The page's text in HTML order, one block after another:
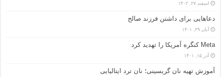
اسفند ۲۷, ۱۴۰۲
دعاهایی برای داشتن فرزند صالح
آبان ۲۹, ۱۴۰۱
Meta کنگره آمریکا را تهدید کرد
آذر ۱۵, ۱۴۰۱
آموزش تهیه نان گریسینی؛ نان ترد ایتالیایی